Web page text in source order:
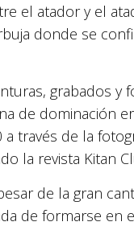
el atador y el
donde se
grabados
de dominación
través de la
la revista Kitan
de la gran
de formarse en